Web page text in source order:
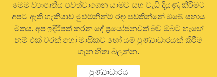
මෙම ව්‍යාපෘතිය පවත්වාගෙන යාමට සහ වැඩි දියුණු කිරීමට
අපට ඇති හැකියාව මුළුමනින්ම රඳා පවතින්නේ ඔබේ සහාය
මතය. අප ඉදිරිපත් කරන දේ ප්‍රයෝජනවත් බව ඔබට හැඟේ
නම් එක් වරක් හෝ මාසිකව හෝ යම් පුණ්‍යාධාරයක් කිරීම
ගැන හිතා බලන්න.
පුණ්‍යාධාරය